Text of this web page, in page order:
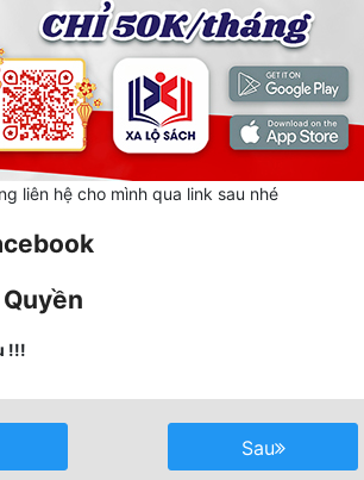
liên hệ cho mình qua link sau nhé
!!!
Sau